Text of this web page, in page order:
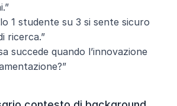
1 studente su 3 si sente sicuro
ricerca.”
succede quando l’innovazione